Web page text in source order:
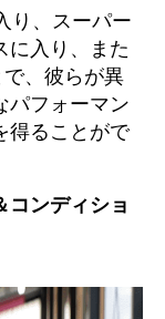
り、スーパー
に入り、また
、彼らが異
パフォーマン
得ることがで
コンディショ